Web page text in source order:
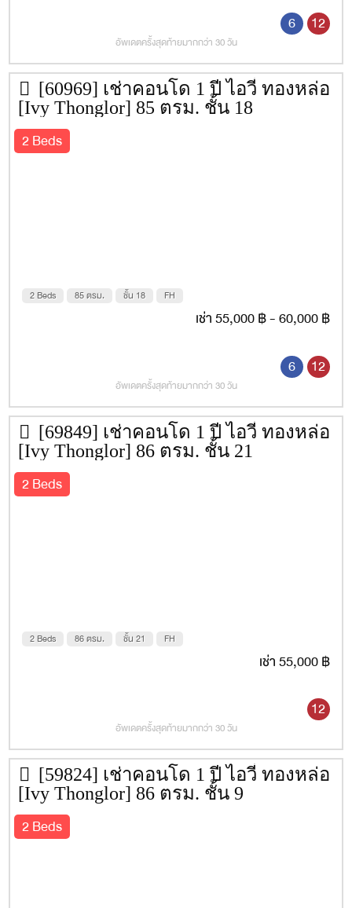
6 12
อัพเดตครั้งสุดท้ายมากกว่า 30 วัน
[60969] เช่าคอนโด 1 ปี ไอวี่ ทองหล่อ
[Ivy Thonglor] 85 ตรม. ชั้น 18
2 Beds
2 Beds 85 ตรม. ชั้น 18 FH
เช่า 55,000 ฿ - 60,000 ฿
6 12
อัพเดตครั้งสุดท้ายมากกว่า 30 วัน
[69849] เช่าคอนโด 1 ปี ไอวี่ ทองหล่อ
[Ivy Thonglor] 86 ตรม. ชั้น 21
2 Beds
2 Beds 86 ตรม. ชั้น 21 FH
เช่า 55,000 ฿
12
อัพเดตครั้งสุดท้ายมากกว่า 30 วัน
[59824] เช่าคอนโด 1 ปี ไอวี่ ทองหล่อ
[Ivy Thonglor] 86 ตรม. ชั้น 9
2 Beds